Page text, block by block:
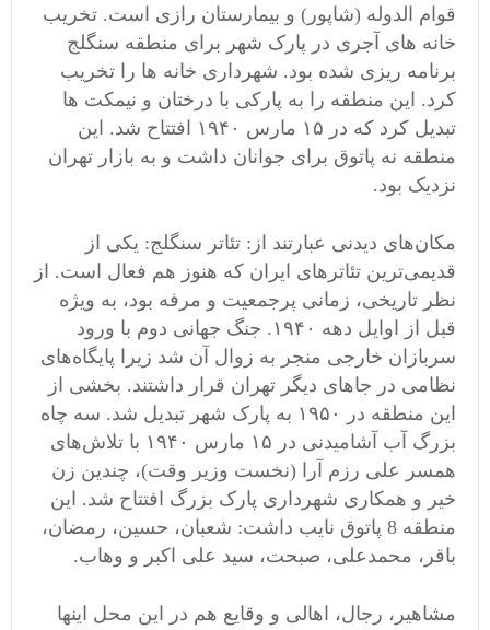
قوام الدوله (شاپور) و بیمارستان رازی است. تخریب
خانه های آجری در پارک شهر برای منطقه سنگلج
برنامه ریزی شده بود. شهرداری خانه ها را تخریب
کرد. این منطقه را به پارکی با درختان و نیمکت ها
تبدیل کرد که در ۱۵ مارس ۱۹۴۰ افتتاح شد. این
منطقه نه پاتوق برای جوانان داشت و به بازار تهران
نزدیک بود.
مکان‌های دیدنی عبارتند از: تئاتر سنگلج: یکی از
قدیمی‌ترین تئاترهای ایران که هنوز هم فعال است. از
نظر تاریخی، زمانی پرجمعیت و مرفه بود، به ویژه
قبل از اوایل دهه ۱۹۴۰. جنگ جهانی دوم با ورود
سربازان خارجی منجر به زوال آن شد زیرا پایگاه‌های
نظامی در جاهای دیگر تهران قرار داشتند. بخشی از
این منطقه در ۱۹۵۰ به پارک شهر تبدیل شد. سه چاه
بزرگ آب آشامیدنی در ۱۵ مارس ۱۹۴۰ با تلاش‌های
همسر علی رزم آرا (نخست وزیر وقت)، چندین زن
خیر و همکاری شهرداری پارک بزرگ افتتاح شد. این
منطقه 8 پاتوق نایب داشت: شعبان، حسین، رمضان،
باقر، محمدعلی، صبحت، سید علی اکبر و وهاب.
مشاهیر، رجال، اهالی و وقایع هم در این محل اینها